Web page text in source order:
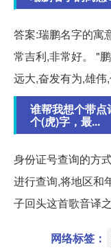
答案:瑞鹏名字的寓
常吉利,非常好。 "
远大,奋发有为,雄伟
谁帮我想个带
个(虎)字，最...
身份证号查询的方
进行查询,将地区和
子回头这首歌音译
网络标签：